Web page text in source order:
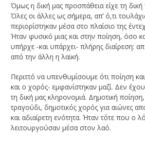
Όμως η δική μας προσπάθεια είχε τη δική
Όλες οι άλλες ως σήμερα, απ’ ό,τι
περιορίστηκαν μέσα στο πλαίσιο της
Ήταν φυσικό μιας και στην ποίηση, όσο
υπήρχε -και υπάρχει- πλήρης διαίρεση:
από την άλλη η λαϊκή.
Περιττό να υπενθυμίσουμε ότι ποίηση
και ο χορός- εμφανίστηκαν μαζί. Δεν
τη δική μας κληρονομιά. Δημοτική
τραγούδι, δημοτικός χορός για αιώνες
και αδιαίρετη ενότητα. Ήταν τότε που ο
λειτουργούσαν μέσα στον λαό.